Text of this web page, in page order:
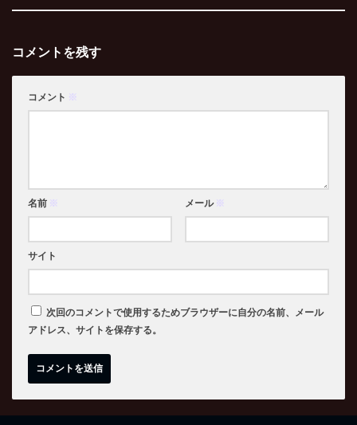
コメントを残す
コメント ※
名前 ※ メール ※
サイト
次回のコメントで使用するためブラウザーに自分の名前、メール
アドレス、サイトを保存する。